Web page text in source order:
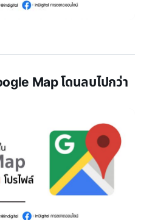
Map โดนลบไปกว่า